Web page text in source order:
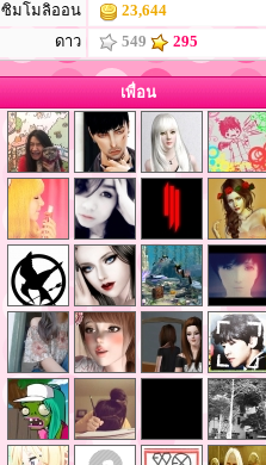
ซิมโมลิออน
23,644
ดาว
549 295
เพื่อน